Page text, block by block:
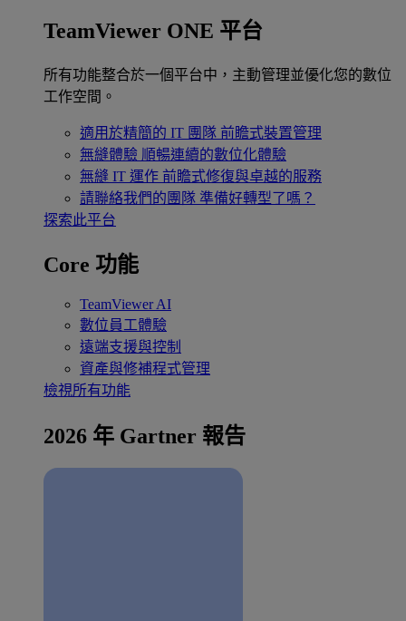
TeamViewer ONE 平台
所有功能整合於一個平台中，主動管理並優化您的數位
工作空間。
適用於精簡的 IT 團隊 前瞻式裝置管理
無縫體驗 順暢連續的數位化體驗
無縫 IT 運作 前瞻式修復與卓越的服務
請聯絡我們的團隊 準備好轉型了嗎？
探索此平台
Core 功能
TeamViewer AI
數位員工體驗
遠端支援與控制
資產與修補程式管理
檢視所有功能
2026 年 Gartner 報告